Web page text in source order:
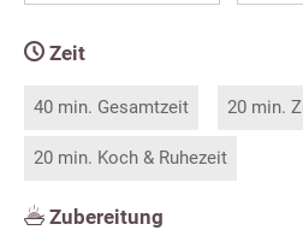
Zeit
40 min. Gesamtzeit 20 min.
20 min. Koch & Ruhezeit
Zubereitung